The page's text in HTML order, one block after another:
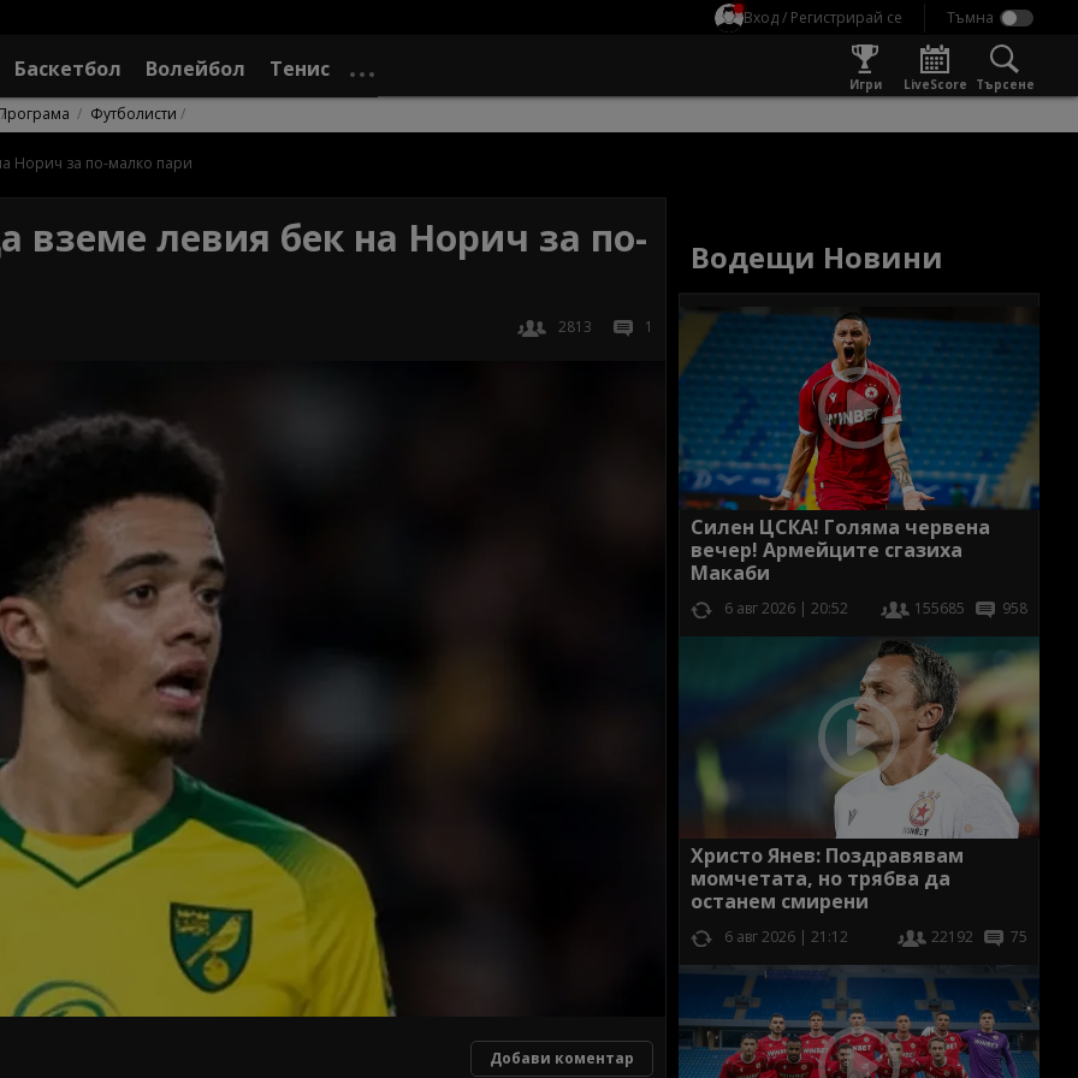
Вход / Регистрирай се
Баскетбол Волейбол Тенис
Игри LiveScore Търсене
Футболисти
Норич за по-малко пари
вземе левия бек на Норич за по-
2813 1
Добави коментар
Водещи Новини
Силен ЦСКА! Голяма червена
вечер! Армейците сгазиха
Макаби
6 авг 2026 | 20:52 155685 958
Христо Янев: Поздравявам
момчетата, но трябва да
останем смирени
6 авг 2026 | 21:12 22192 75